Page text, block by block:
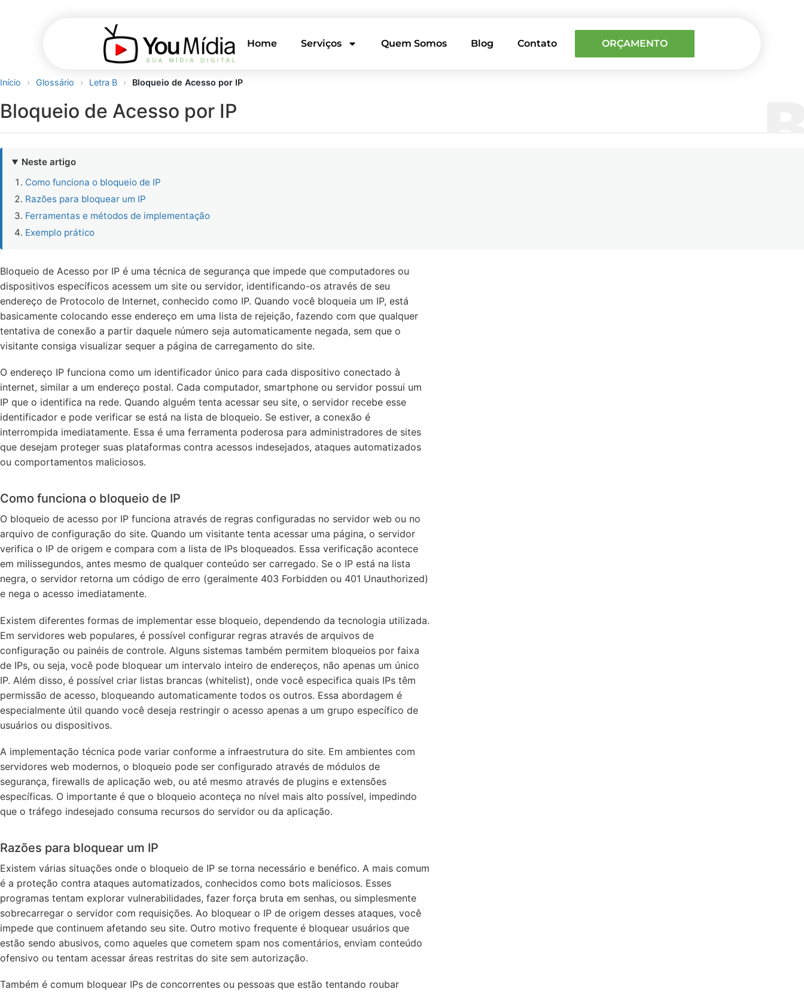
Home Serviços Quem Somos Blog Contato ORÇAMENTO
Início › Glossário › Letra B › Bloqueio de Acesso por IP
Bloqueio de Acesso por IP
Neste artigo
Como funciona o bloqueio de IP
Razões para bloquear um IP
Ferramentas e métodos de implementação
Exemplo prático
Bloqueio de Acesso por IP é uma técnica de segurança que impede que computadores ou
dispositivos específicos acessem um site ou servidor, identificando-os através de seu
endereço de Protocolo de Internet, conhecido como IP. Quando você bloqueia um IP, está
basicamente colocando esse endereço em uma lista de rejeição, fazendo com que qualquer
tentativa de conexão a partir daquele número seja automaticamente negada, sem que o
visitante consiga visualizar sequer a página de carregamento do site.
O endereço IP funciona como um identificador único para cada dispositivo conectado à
internet, similar a um endereço postal. Cada computador, smartphone ou servidor possui um
IP que o identifica na rede. Quando alguém tenta acessar seu site, o servidor recebe esse
identificador e pode verificar se está na lista de bloqueio. Se estiver, a conexão é
interrompida imediatamente. Essa é uma ferramenta poderosa para administradores de sites
que desejam proteger suas plataformas contra acessos indesejados, ataques automatizados
ou comportamentos maliciosos.
Como funciona o bloqueio de IP
O bloqueio de acesso por IP funciona através de regras configuradas no servidor web ou no
arquivo de configuração do site. Quando um visitante tenta acessar uma página, o servidor
verifica o IP de origem e compara com a lista de IPs bloqueados. Essa verificação acontece
em milissegundos, antes mesmo de qualquer conteúdo ser carregado. Se o IP está na lista
negra, o servidor retorna um código de erro (geralmente 403 Forbidden ou 401 Unauthorized)
e nega o acesso imediatamente.
Existem diferentes formas de implementar esse bloqueio, dependendo da tecnologia utilizada.
Em servidores web populares, é possível configurar regras através de arquivos de
configuração ou painéis de controle. Alguns sistemas também permitem bloqueios por faixa
de IPs, ou seja, você pode bloquear um intervalo inteiro de endereços, não apenas um único
IP. Além disso, é possível criar listas brancas (whitelist), onde você especifica quais IPs têm
permissão de acesso, bloqueando automaticamente todos os outros. Essa abordagem é
especialmente útil quando você deseja restringir o acesso apenas a um grupo específico de
usuários ou dispositivos.
A implementação técnica pode variar conforme a infraestrutura do site. Em ambientes com
servidores web modernos, o bloqueio pode ser configurado através de módulos de
segurança, firewalls de aplicação web, ou até mesmo através de plugins e extensões
específicas. O importante é que o bloqueio aconteça no nível mais alto possível, impedindo
que o tráfego indesejado consuma recursos do servidor ou da aplicação.
Razões para bloquear um IP
Existem várias situações onde o bloqueio de IP se torna necessário e benéfico. A mais comum
é a proteção contra ataques automatizados, conhecidos como bots maliciosos. Esses
programas tentam explorar vulnerabilidades, fazer força bruta em senhas, ou simplesmente
sobrecarregar o servidor com requisições. Ao bloquear o IP de origem desses ataques, você
impede que continuem afetando seu site. Outro motivo frequente é bloquear usuários que
estão sendo abusivos, como aqueles que cometem spam nos comentários, enviam conteúdo
ofensivo ou tentam acessar áreas restritas do site sem autorização.
Também é comum bloquear IPs de concorrentes ou pessoas que estão tentando roubar